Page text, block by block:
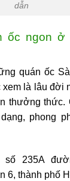
dẫn
ốc ngon ở
quán ốc
là lâu đời
thưởng thức.
phong
235A
6, thành phố